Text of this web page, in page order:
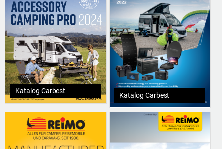
Katalog Carbest
Katalog Carbest